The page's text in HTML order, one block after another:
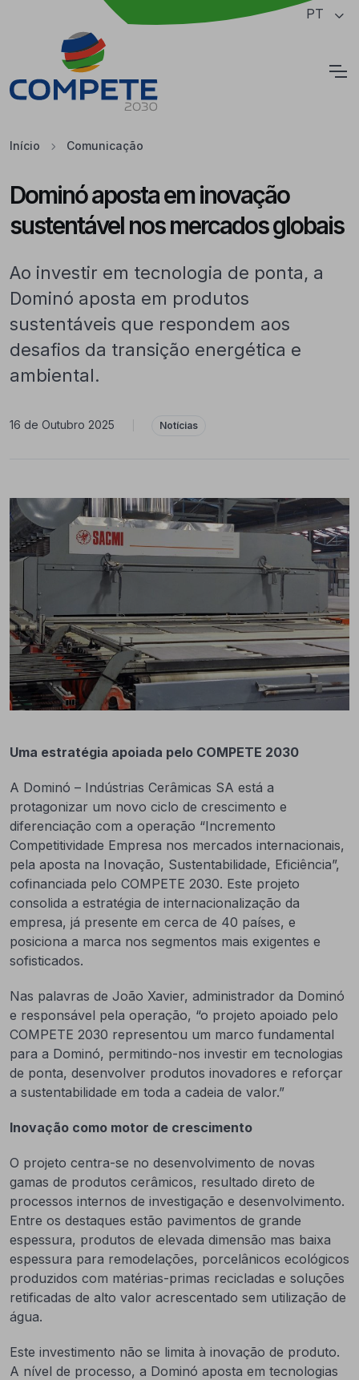
Saltar para o conteúdo principal da página PT
Início Comunicação
Dominó aposta em inovação
sustentável nos mercados globais
Ao investir em tecnologia de ponta, a
Dominó aposta em produtos
sustentáveis que respondem aos
desafios da transição energética e
ambiental.
16 de Outubro 2025 Notícias
Uma estratégia apoiada pelo COMPETE 2030
A Dominó – Indústrias Cerâmicas SA está a
protagonizar um novo ciclo de crescimento e
diferenciação com a operação “Incremento
Competitividade Empresa nos mercados internacionais,
pela aposta na Inovação, Sustentabilidade, Eficiência”,
cofinanciada pelo COMPETE 2030. Este projeto
consolida a estratégia de internacionalização da
empresa, já presente em cerca de 40 países, e
posiciona a marca nos segmentos mais exigentes e
sofisticados.
Nas palavras de João Xavier, administrador da Dominó
e responsável pela operação, “o projeto apoiado pelo
COMPETE 2030 representou um marco fundamental
para a Dominó, permitindo-nos investir em tecnologias
de ponta, desenvolver produtos inovadores e reforçar
a sustentabilidade em toda a cadeia de valor.”
Inovação como motor de crescimento
O projeto centra-se no desenvolvimento de novas
gamas de produtos cerâmicos, resultado direto de
processos internos de investigação e desenvolvimento.
Entre os destaques estão pavimentos de grande
espessura, produtos de elevada dimensão mas baixa
espessura para remodelações, porcelânicos ecológicos
produzidos com matérias-primas recicladas e soluções
retificadas de alto valor acrescentado sem utilização de
água.
Este investimento não se limita à inovação de produto.
A nível de processo, a Dominó aposta em tecnologias